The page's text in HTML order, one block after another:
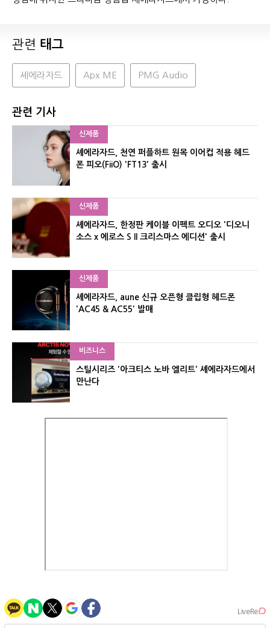
관련 태그
셰에라자드 Apx ME PMG Audio
관련 기사
신제품
셰에라자드, 천연 퍼플하트 원목 이어컵 적용 헤드
폰 피오(FiiO) 'FT13' 출시
신제품
셰에라자드, 한정판 케이블 이펙트 오디오 '디오니
소스 x 에로스 S II 크리스마스 에디션' 출시
신제품
셰에라자드, aune 신규 오픈형 클립형 헤드폰
'AC45 & AC55' 발매
비즈니스
스틸시리즈 '아크티스 노바 엘리트' 셰에라자드에서
만난다